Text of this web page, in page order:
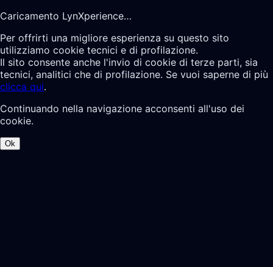
Caricamento LynXperience…
Per offrirti una migliore esperienza su questo sito
utilizziamo cookie tecnici e di profilazione.
Il sito consente anche l'invio di cookie di terze parti, sia
tecnici, analitici che di profilazione. Se vuoi saperne di più
clicca qui.
Continuando nella navigazione acconsenti all'uso dei
cookie.
Ok